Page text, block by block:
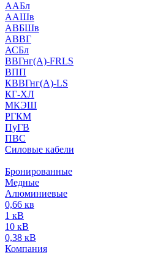
ААБл
ААШв
АВБШв
АВВГ
АСБл
ВВГнг(А)-FRLS
ВПП
КВВГнг(А)-LS
КГ-ХЛ
МКЭШ
РГКМ
ПуГВ
ПВС
Силовые кабели
Бронированные
Медные
Алюминиевые
0,66 кв
1 кВ
10 кВ
0,38 кВ
Компания